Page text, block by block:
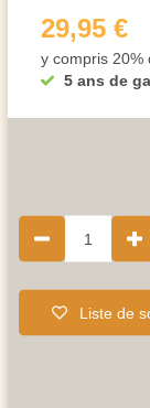
5 ans de
29,95 €
y compris 20%
1
Liste de